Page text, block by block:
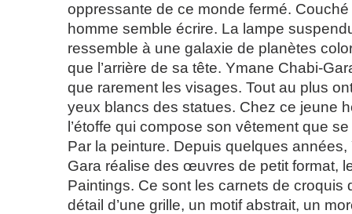
oppressante de ce monde fermé.
homme semble écrire. La lampe
ressemble à une galaxie de planètes
que l’arrière de sa tête. Ymane Chabi-
que rarement les visages. Tout au plus
yeux blancs des statues. Chez ce jeune
l’étoffe qui compose son vêtement que
Par la peinture. Depuis quelques
Gara réalise des œuvres de petit format,
Paintings. Ce sont les carnets de croquis
détail d’une grille, un motif abstrait, un